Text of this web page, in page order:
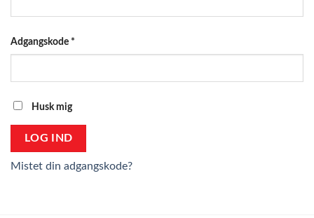
Adgangskode *
Husk mig
LOG IND
Mistet din adgangskode?